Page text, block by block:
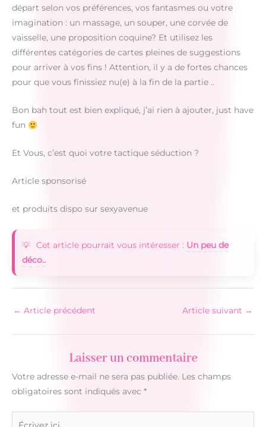
départ selon vos préférences, vos fantasmes ou votre
imagination : un massage, un souper, une corvée de
vaisselle, une proposition coquine? Et utilisez les
différentes catégories de cartes pleines de suggestions
pour arriver à vos fins ! Attention, il y a de fortes chances
pour que vous finissiez nu(e) à la fin de la partie ..
Bon bah tout est bien expliqué, j’ai rien à ajouter, just have
fun
Et Vous, c’est quoi votre tactique séduction ?
Article sponsorisé
et produits dispo sur sexyavenue
Cet article pourrait vous intéresser : Un peu de
déco..
← Article précédent Article suivant →
Laisser un commentaire
Votre adresse e-mail ne sera pas publiée. Les champs
obligatoires sont indiqués avec *